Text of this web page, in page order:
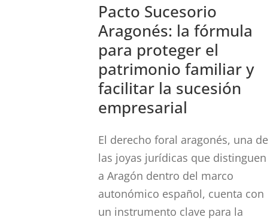
Pacto Sucesorio
Aragonés: la fórmula
para proteger el
patrimonio familiar y
facilitar la sucesión
empresarial
El derecho foral aragonés, una de
las joyas jurídicas que distinguen
a Aragón dentro del marco
autonómico español, cuenta con
un instrumento clave para la